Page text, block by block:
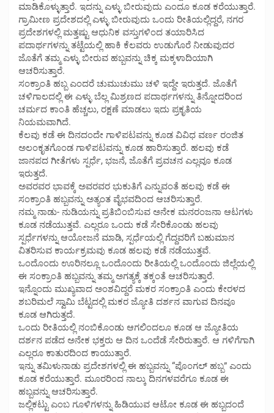
ಮಾಡಿಕೊಳ್ಳುತ್ತಾರೆ. ಇದನ್ನು ಎಳ್ಳು ಬೀರುವುದು ಎಂದೂ ಕೂಡ ಕರೆಯುತ್ತಾರೆ.
ಗ್ರಾಮೀಣ ಪ್ರದೇಶದಲ್ಲಿ ಎಳ್ಳು ಬೀರುವುದು ಒಂದು ರೀತಿಯಲ್ಲಿದ್ದರೆ, ನಗರ
ಪ್ರದೇಶಗಳಲ್ಲಿ ಮತ್ತಷ್ಟು ಆಧುನಿಕ ವಸ್ತುಗಳಿಂದ ತಯಾರಿಸಿದ
ಪದಾರ್ಥಗಳನ್ನು ತಟ್ಟೆಯಲ್ಲಿ ಹಾಕಿ ಕೆಲವರು ಉಡುಗೊರೆ ನೀಡುವುದರ
ಜೊತೆಗೆ ತಮ್ಮ ಎಳ್ಳು ಬೀರುವ ಹಬ್ಬವನ್ನು ಚಿಕ್ಕ ಮಕ್ಕಳಾದಿಯಾಗಿ
ಆಚರಿಸುತ್ತಾರೆ.
ಸಂಕ್ರಾಂತಿ ಹಬ್ಬ ಎಂದರೆ ಚುಮುಚುಮು ಚಳಿ ಇದ್ದೇ ಇರುತ್ತದೆ. ಜೊತೆಗೆ
ಚಳಿಗಾಲದಲ್ಲಿ ಈ ಎಳ್ಳು ಬೆಲ್ಲ ಮಿಶ್ರಣದ ಪದಾರ್ಥಗಳನ್ನು ತಿನ್ನೋದರಿಂದ
ಚರ್ಮದ ಕಾಂತಿ ಹೆಚ್ಚಲು, ರಕ್ಷಣೆ ಮಾಡಲು ಇದು ಪ್ರಕೃತಿಯ
ನಿಯಮವಾಗಿದೆ.
ಕೆಲವು ಕಡೆ ಈ ದಿನದಂದೇ ಗಾಳಿಪಟವನ್ನು ಕೂಡ ವಿವಿಧ ವರ್ಣ ರಂಜಿತ
ಅಲಂಕೃತಗೊಂಡ ಗಾಳಿಪಟವನ್ನು ಕೂಡ ಹಾರಿಸುತ್ತಾರೆ. ಹಲವು ಕಡೆ
ಜಾನಪದ ಗೀತೆಗಳು ಸ್ಪರ್ಧೆ, ಭಜನೆ, ಜೊತೆಗೆ ಪ್ರವಚನ ಎಲ್ಲವೂ ಕೂಡ
ಇರುತ್ತದೆ.
ಅವರವರ ಭಾವಕ್ಕೆ ಅವರವರ ಭುಕುತಿಗೆ ಎನ್ನುವಂತೆ ಹಲವು ಕಡೆ ಈ
ಸಂಕ್ರಾಂತಿ ಹಬ್ಬವನ್ನು ಅತ್ಯಂತ ವೈಭವದಿಂದ ಆಚರಿಸುತ್ತಾರೆ.
ನಮ್ಮ ನಾಡು- ನುಡಿಯನ್ನು ಪ್ರತಿಬಿಂಬಿಸುವ ಅನೇಕ ಮನರಂಜನಾ ಆಟಗಳು
ಕೂಡ ನಡೆಯುತ್ತವೆ. ಎಲ್ಲರೂ ಒಂದು ಕಡೆ ಸೇರಿಕೊಂಡು ಹಲವು
ಸ್ಪರ್ಧೆಗಳನ್ನು ಆಯೋಜನೆ ಮಾಡಿ, ಸ್ಪರ್ಧೆಯಲ್ಲಿ ಗೆದ್ದವರಿಗೆ ಬಹುಮಾನ
ವಿತರಿಸುವ ಕಾರ್ಯಕ್ರಮವು ಕೂಡ ಹಲವು ಕಡೆ ನಡೆಯುತ್ತವೆ.
ಒಂದೊಂದು ಊರಿನಲ್ಲೂ ಒಂದೊಂದು ರೀತಿಯಲ್ಲಿ ಒಂದೊಂದು ಜಿಲ್ಲೆಯಲ್ಲಿ
ಈ ಸಂಕ್ರಾಂತಿ ಹಬ್ಬವನ್ನು ತಮ್ಮ ಅಗತ್ಯಕ್ಕೆ ತಕ್ಕಂತೆ ಆಚರಿಸುತ್ತಾರೆ.
ಇನ್ನೊಂದು ಮುಖ್ಯವಾದ ಅಂಶವಿದ್ದರೆ ಮಕರ ಸಂಕ್ರಾಂತಿ ಎಂದು ಕೇರಳದ
ಶಬರಿಮಲೆ ಸ್ವಾಮಿ ಬೆಟ್ಟದಲ್ಲಿ ಮಕರ ಜ್ಯೋತಿ ದರ್ಶನ ವಾಗುವ ದಿನವೂ
ಕೂಡ ಆಗಿರುತ್ತದೆ.
ಒಂದು ರೀತಿಯಲ್ಲಿ ನಂಬಿಕೊಂಡು ಆಗಲಿಂದಲೂ ಕೂಡ ಆ ಜ್ಯೋತಿಯ
ದರ್ಶನ ಪಡೆದ ಅನೇಕ ಭಕ್ತರು ಆ ದಿನ ಒಂದೆಡೆ ಸೇರಿರುತ್ತಾರೆ. ಆ ಗಳಿಗೆಗಾಗಿ
ಎಲ್ಲರೂ ಕಾತುರದಿಂದ ಕಾಯುತ್ತಾರೆ.
ಇನ್ನು ತಮಿಳುನಾಡು ಪ್ರದೇಶಗಳಲ್ಲಿ ಈ ಹಬ್ಬವನ್ನು “ಪೊಂಗಲ್ ಹಬ್ಬ” ಎಂದು
ಕೂಡ ಕರೆಯುತ್ತಾರೆ. ಮೂರರಿಂದ ನಾಲ್ಕು ದಿನಗಳವರೆಗೂ ಕೂಡ ಈ
ಹಬ್ಬವನ್ನು ಆಚರಿಸುತ್ತಾರೆ.
ಜಲ್ಲಿಕಟ್ಟು ಎಂಬ ಗೂಳಿಗಳನ್ನು ಹಿಡಿಯುವ ಆಟೋ ಕೂಡ ಈ ಹಬ್ಬದಂದೆ